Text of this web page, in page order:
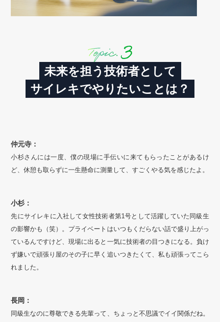
未来を担う技術者として
サイレキでやりたいことは？
仲元寺：
小杉さんには一度、僕の現場に手伝いに来てもらったことがあるけ
ど、休憩も取らずに一生懸命に測量して、すごくやる気を感じたよ。
小杉：
先にサイレキに入社して女性技術者第1号として活躍していた同級生
の影響かも（笑）。プライベートはいつもくだらない話で盛り上がっ
ているんですけど、現場に出ると一気に技術者の目つきになる。負け
ず嫌いで頑張り屋のその子に早く追いつきたくて、私も頑張ってこら
れました。
長岡：
同級生なのに尊敬できる先輩って、ちょっと不思議でイイ関係だね。